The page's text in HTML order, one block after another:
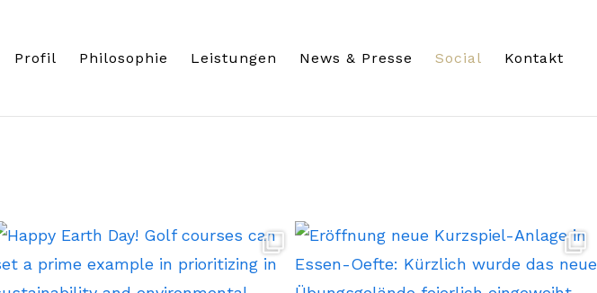
Profil Philosophie Leistungen News & Presse Social Kontakt